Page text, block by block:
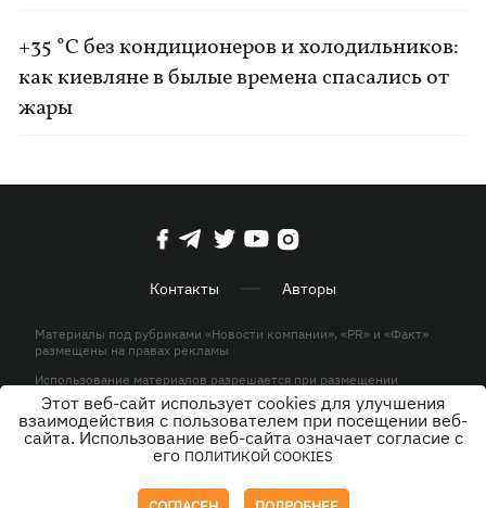
+35 °C без кондиционеров и холодильников:
как киевляне в былые времена спасались от
жары
Контакты Авторы
Материалы под рубриками «Новости компании», «PR» и «Факт»
размещены на правах рекламы
Использование материалов разрешается при размещении
активной гиперссылки на KP.UA в первом абзаце.
© ООО «ЮЛАВ МЕДИА»,2026. Все права защищены.
Этот веб-сайт использует cookies для улучшения
взаимодействия с пользователем при посещении веб-
сайта. Использование веб-сайта означает согласие с
его ПОЛИТИКОЙ COOKIES